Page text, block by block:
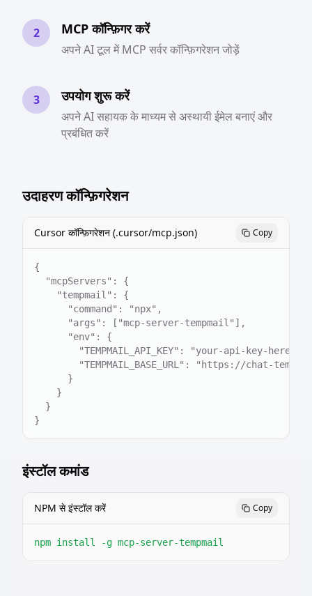
2 MCP कॉन्फ़िगर करें
अपने AI टूल में MCP सर्वर कॉन्फ़िगरेशन जोड़ें
3 उपयोग शुरू करें
अपने AI सहायक के माध्यम से अस्थायी ईमेल बनाएं और
प्रबंधित करें
उदाहरण कॉन्फ़िगरेशन
Cursor कॉन्फ़िगरेशन (.cursor/mcp.json) Copy
{
  "mcpServers": {
    "tempmail": {
      "command": "npx",
      "args": ["mcp-server-tempmail"],
      "env": {
        "TEMPMAIL_API_KEY": "your-api-key-here",
"TEMPMAIL_BASE_URL": "https://chat-
      }
    }
  }
}
इंस्टॉल कमांड
NPM से इंस्टॉल करें Copy
npm install -g mcp-server-tempmail